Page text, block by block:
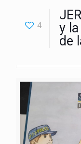
4
y
de